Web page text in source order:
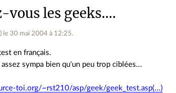
vous les geeks....
) le 30 mai 2004 à 12:25.
en français.
sympa bien qu'un peu trop ciblées...
toi.org/~rst210/asp/geek/geek_test.asp(...)